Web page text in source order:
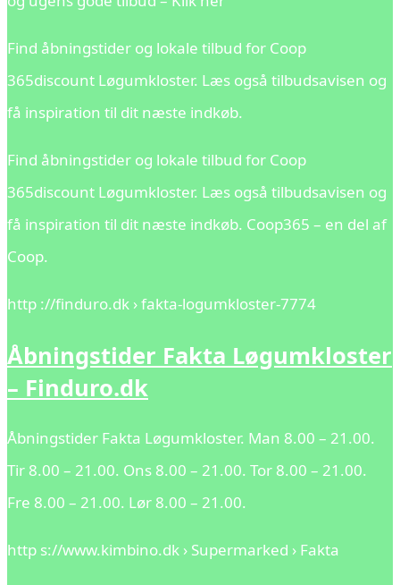
Find åbningstider og lokale tilbud for Coop
365discount Løgumkloster. Læs også tilbudsavisen og
få inspiration til dit næste indkøb.
Find åbningstider og lokale tilbud for Coop
365discount Løgumkloster. Læs også tilbudsavisen og
få inspiration til dit næste indkøb. Coop365 – en del af
Coop.
http ://finduro.dk › fakta-logumkloster-7774
Åbningstider Fakta Løgumkloster
– Finduro.dk
Åbningstider Fakta Løgumkloster. Man 8.00 – 21.00.
Tir 8.00 – 21.00. Ons 8.00 – 21.00. Tor 8.00 – 21.00.
Fre 8.00 – 21.00. Lør 8.00 – 21.00.
http s://www.kimbino.dk › Supermarked › Fakta